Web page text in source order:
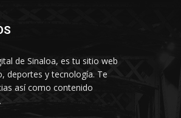
de Sinaloa, es tu sitio web
deportes y tecnología. Te
así como contenido